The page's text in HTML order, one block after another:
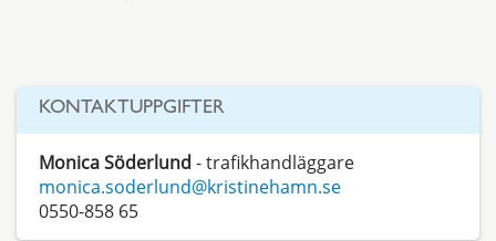
KONTAKTUPPGIFTER
Monica Söderlund - trafikhandläggare
monica.soderlund@kristinehamn.se
0550-858 65